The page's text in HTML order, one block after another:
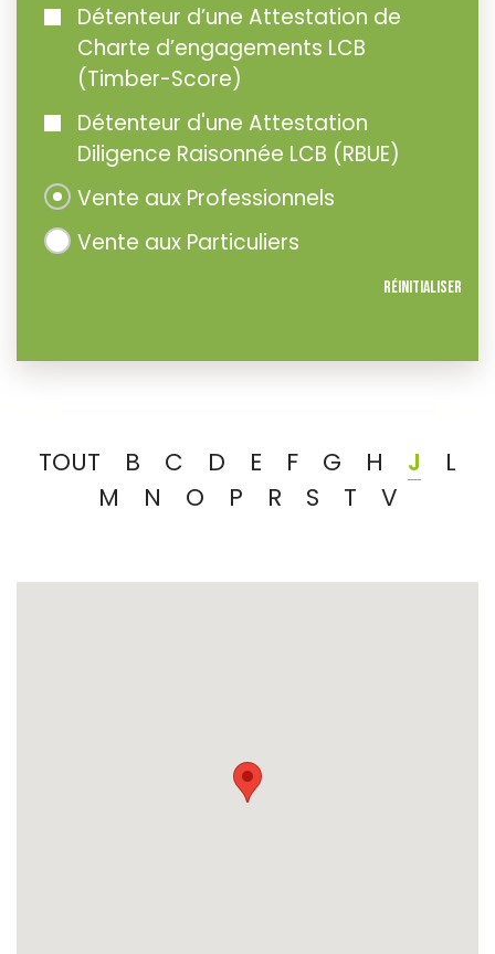
Détenteur d’une Attestation de
Charte d’engagements LCB
(Timber-Score)
Détenteur d'une Attestation
Diligence Raisonnée LCB (RBUE)
Vente aux Professionnels
Vente aux Particuliers
Réinitialiser
TOUT B C D E F G H J
L
M
N O P R S T V